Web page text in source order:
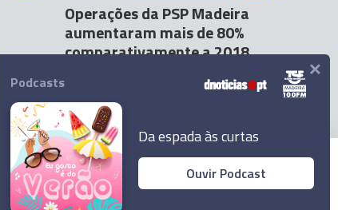
Operações da PSP Madeira
aumentaram mais de 80%
comparativamente a 2018
31 Mar 18:22
© 2023 Empresa Diário de Notícias, Lda.
Podcasts
Da espada às curtas
Ouvir Podcast
×